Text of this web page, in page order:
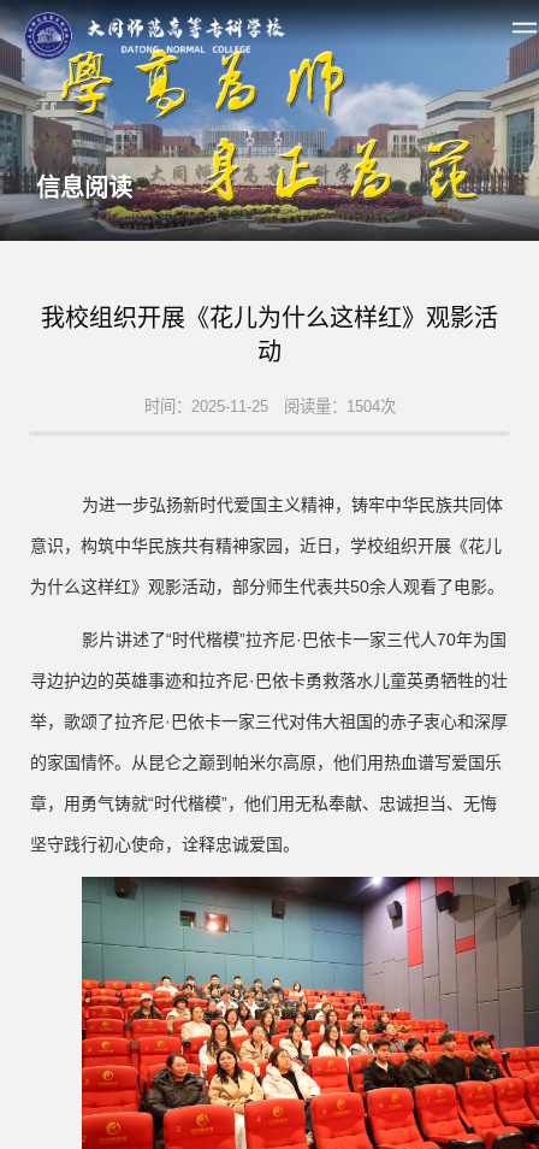
信息阅读
我校组织开展《花儿为什么这样红》观影活
动
时间：2025-11-25 阅读量：1504次
为进一步弘扬新时代爱国主义精神，铸牢中华民族共同体
意识，构筑中华民族共有精神家园，近日，学校组织开展《花儿
为什么这样红》观影活动，部分师生代表共50余人观看了电影。
影片讲述了“时代楷模”拉齐尼·巴依卡一家三代人70年为国
寻边护边的英雄事迹和拉齐尼·巴依卡勇救落水儿童英勇牺牲的壮
举，歌颂了拉齐尼·巴依卡一家三代对伟大祖国的赤子衷心和深厚
的家国情怀。从昆仑之巅到帕米尔高原，他们用热血谱写爱国乐
章，用勇气铸就“时代楷模”，他们用无私奉献、忠诚担当、无悔
坚守践行初心使命，诠释忠诚爱国。